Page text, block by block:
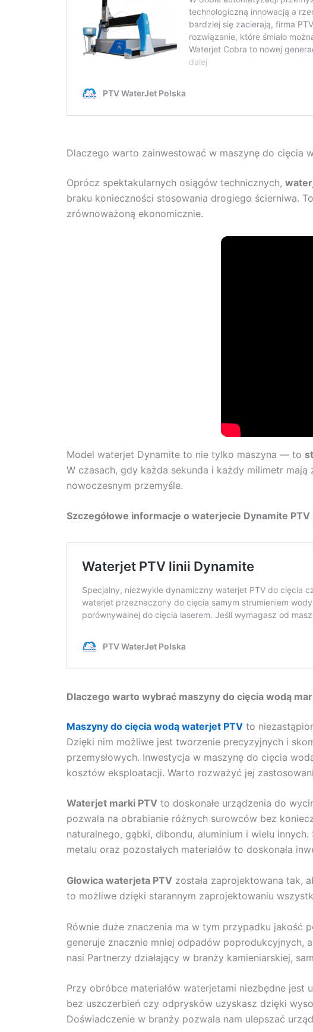
Dlaczego warto zainwestować w maszynę do cięcia
Oprócz spektakularnych osiągów technicznych,
braku konieczności stosowania drogiego ścierniwa.
zrównoważoną ekonomicznie.
Model waterjet Dynamite to nie tylko maszyna — to
W czasach, gdy każda sekunda i każdy milimetr
nowoczesnym przemyśle.
Szczegółowe informacje o waterjecie Dynamite
Dlaczego warto wybrać maszyny do cięcia wodą
Maszyny do cięcia wodą waterjet PTV to
Dzięki nim możliwe jest tworzenie precyzyjnych i
przemysłowych. Inwestycja w maszynę do cięcia
kosztów eksploatacji. Warto rozważyć jej
Waterjet marki PTV to doskonałe urządzenia do
pozwala na obrabianie różnych surowców bez
naturalnego, gąbki, dibondu, aluminium i wielu
metalu oraz pozostałych materiałów to doskonała
Głowica waterjeta PTV została zaprojektowana tak,
to możliwe dzięki starannym zaprojektowaniu
Równie duże znaczenia ma w tym przypadku jakość
generuje znacznie mniej odpadów poprodukcyjnych,
nasi Partnerzy działający w branży kamieniarskiej,
Przy obróbce materiałów waterjetami niezbędne
bez uszczerbień czy odprysków uzyskasz dzięki
Doświadczenie w branży pozwala nam ulepszać